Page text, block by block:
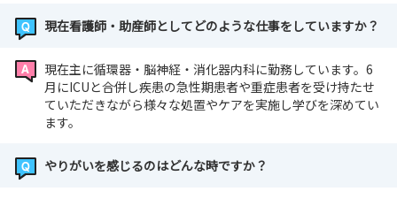
現在看護師・助産師としてどのような仕事をしていますか？
現在主に循環器・脳神経・消化器内科に勤務しています。6
月にICUと合併し疾患の急性期患者や重症患者を受け持たせ
ていただきながら様々な処置やケアを実施し学びを深めてい
ます。
やりがいを感じるのはどんな時ですか？